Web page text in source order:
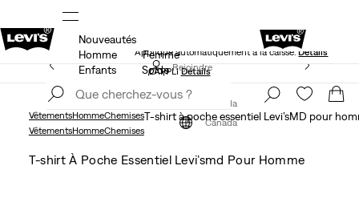
40 % DE RABAIS ADDITIONNEL SUR LES SOLDES.
Appliqué automatiquement à la caisse.Détails
Rejoindre
Canada
Nouveautés
Homme
Femme
Enfants
Solde
LE MEILLEUR DE LEVI'SMD – MAINTENANT DANS
L’APPLIDétails
maintenant
Canada
VêtementsHommeChemisesT-shirt à poche essentiel Levi’sMD pour
VêtementsHommeChemises
T-shirt À Poche Essentiel Levi’smd Pour Homme